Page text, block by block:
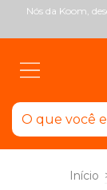
Nós da Koom,
Início